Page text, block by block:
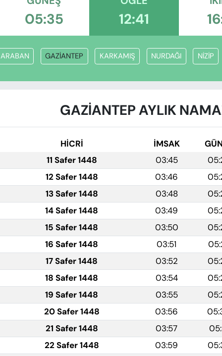
05:35 12:41
ARABAN GAZİANTEP KARKAMIŞ NURDAĞI NİZİP
GAZİANTEP AYLIK
HİCRİ İMSAK
11 Safer 1448 03:45
12 Safer 1448 03:46
13 Safer 1448 03:48
14 Safer 1448 03:49
15 Safer 1448 03:50
16 Safer 1448 03:51
17 Safer 1448 03:52
18 Safer 1448 03:54
19 Safer 1448 03:55
20 Safer 1448 03:56
21 Safer 1448 03:57
22 Safer 1448 03:59